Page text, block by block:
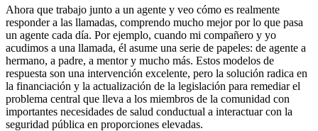
Ahora que trabajo junto a un agente y veo cómo es realmente
responder a las llamadas, comprendo mucho mejor por lo que pasa
un agente cada día. Por ejemplo, cuando mi compañero y yo
acudimos a una llamada, él asume una serie de papeles: de agente a
hermano, a padre, a mentor y mucho más. Estos modelos de
respuesta son una intervención excelente, pero la solución radica en
la financiación y la actualización de la legislación para remediar el
problema central que lleva a los miembros de la comunidad con
importantes necesidades de salud conductual a interactuar con la
seguridad pública en proporciones elevadas.